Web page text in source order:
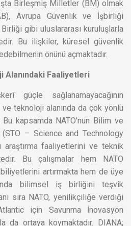
Birleşmiş Milletler (BM) olmak
Avrupa Güvenlik ve İşbirliği
gibi uluslararası kuruluşlarla
Bu ilişkiler, küresel güvenlik
önünü açmaktadır.
Alanındaki Faaliyetleri
güçle sağlanamayacağının
ve teknoloji alanında da çok yönlü
Bu kapsamda NATO'nun Bilim ve
– Science and Technology
araştırma faaliyetlerini ve teknik
Bu çalışmalar hem NATO
artırmakta hem de üye
bilimsel iş birliğini teşvik
sıra NATO, yenilikçiliğe verdiği
için Savunma İnovasyon
da ortaya koymaktadır. DIANA;